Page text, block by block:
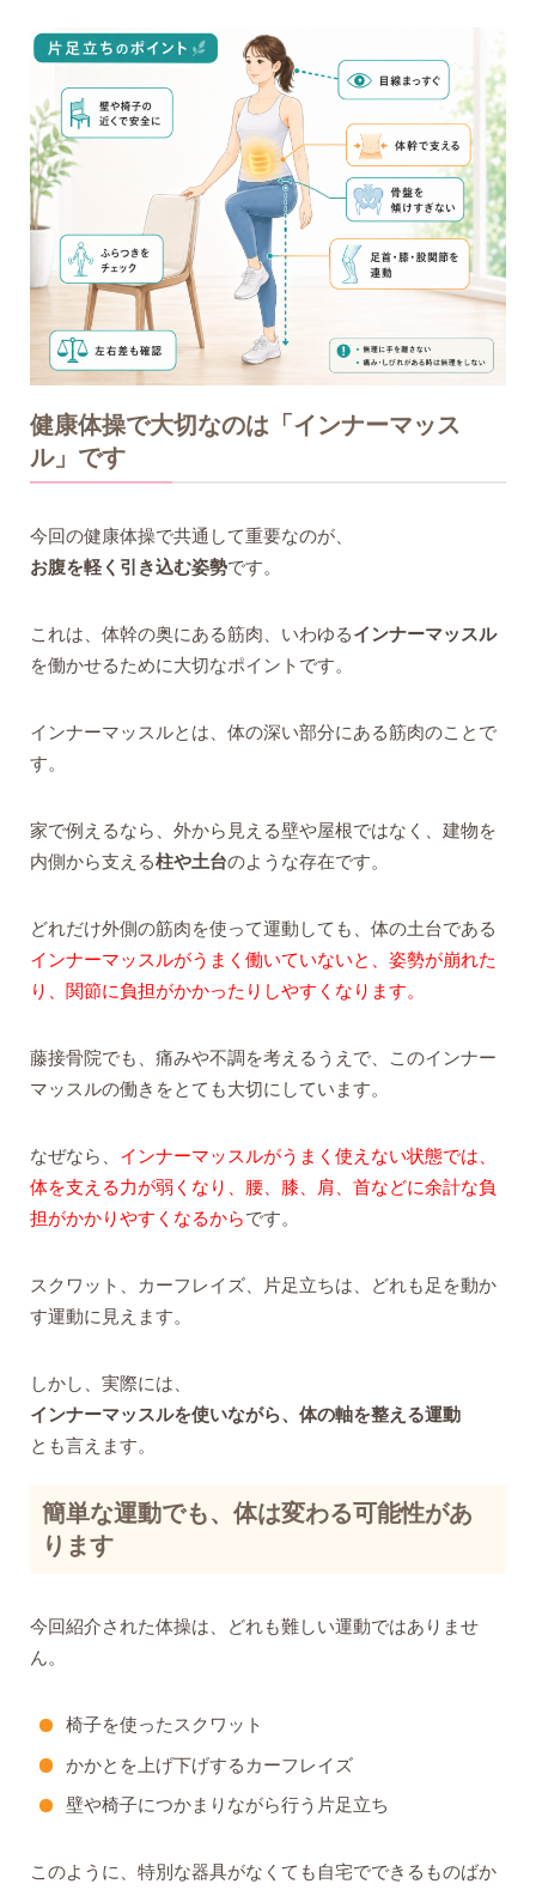
健康体操で大切なのは「インナーマッス
ル」です
今回の健康体操で共通して重要なのが、
お腹を軽く引き込む姿勢です。
これは、体幹の奥にある筋肉、いわゆるインナーマッスル
を働かせるために大切なポイントです。
インナーマッスルとは、体の深い部分にある筋肉のことで
す。
家で例えるなら、外から見える壁や屋根ではなく、建物を
内側から支える柱や土台のような存在です。
どれだけ外側の筋肉を使って運動しても、体の土台である
インナーマッスルがうまく働いていないと、姿勢が崩れた
り、関節に負担がかかったりしやすくなります。
藤接骨院でも、痛みや不調を考えるうえで、このインナー
マッスルの働きをとても大切にしています。
なぜなら、 インナーマッスルがうまく使えない状態では、
体を支える力が弱くなり、腰、膝、肩、首などに余計な負
担がかかりやすくなるからです。
スクワット、カーフレイズ、片足立ちは、どれも足を動か
す運動に見えます。
しかし、実際には、
インナーマッスルを使いながら、体の軸を整える運動
とも言えます。
簡単な運動でも、体は変わる可能性があ
ります
今回紹介された体操は、どれも難しい運動ではありませ
ん。
椅子を使ったスクワット
かかとを上げ下げするカーフレイズ
壁や椅子につかまりながら行う片足立ち
このように、特別な器具がなくても自宅でできるものばか